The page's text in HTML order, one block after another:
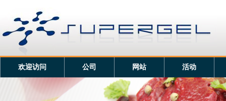
欢迎访问 公司 网站 活动